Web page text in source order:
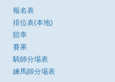
報名表
排位表(本地)
賠率
賽果
騎師分場表
練馬師分場表